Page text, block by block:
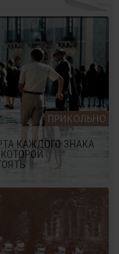
ПРИКОЛЬНО
КАЖДОГО ЗНАКА